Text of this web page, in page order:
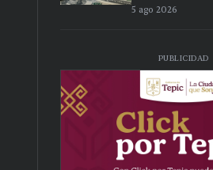
5 ago 2026
PUBLICIDAD